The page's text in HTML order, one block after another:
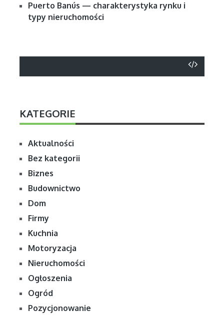
Puerto Banús — charakterystyka rynku i
typy nieruchomości
KATEGORIE
Aktualności
Bez kategorii
Biznes
Budownictwo
Dom
Firmy
Kuchnia
Motoryzacja
Nieruchomości
Ogłoszenia
Ogród
Pozycjonowanie